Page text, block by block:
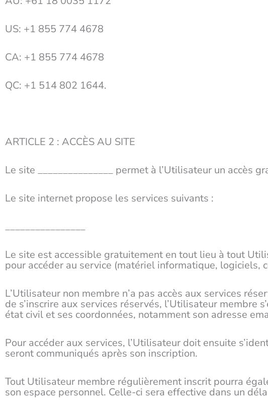
US: +1 855 774 4678
CA: +1 855 774 4678
QC: +1 514 802 1644.
ARTICLE 2 : ACCÈS AU SITE
Le site _______________ permet à l’Utilisateur un accès
Le site internet propose les services suivants :
________________
Le site est accessible gratuitement en tout lieu à tout
pour accéder au service (matériel informatique, logiciels,
L’Utilisateur non membre n’a pas accès aux services
de s’inscrire aux services réservés, l’Utilisateur membre
état civil et ses coordonnées, notamment son adresse
Pour accéder aux services, l’Utilisateur doit ensuite
seront communiqués après son inscription.
Tout Utilisateur membre régulièrement inscrit pourra
son espace personnel. Celle-ci sera effective dans un